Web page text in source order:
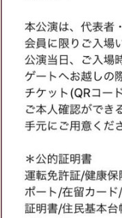
2018年12月(4)